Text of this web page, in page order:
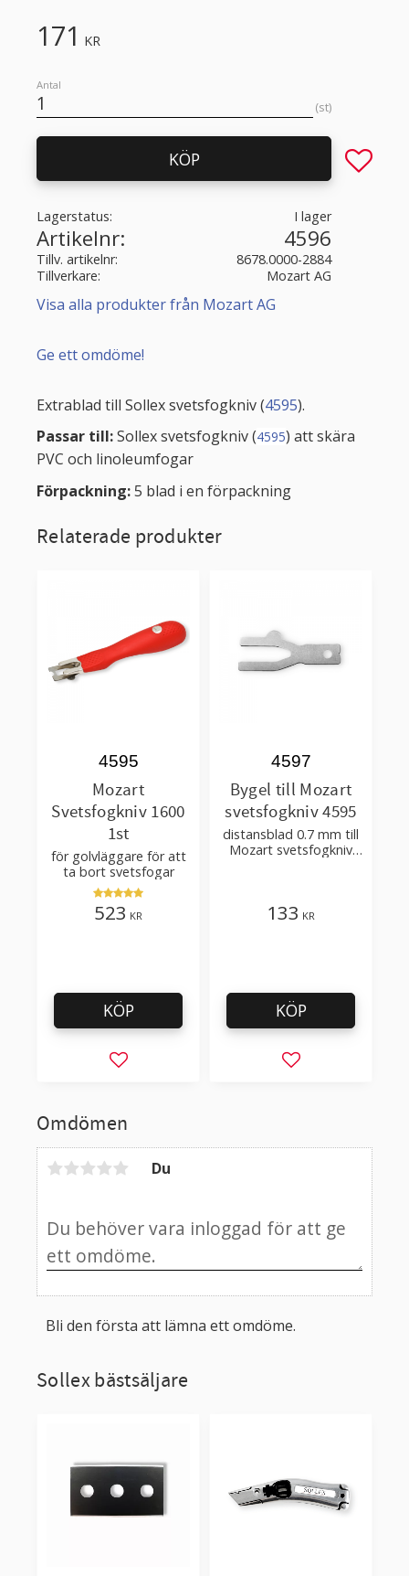
171 KR
Antal
st
KÖP Lägg till
Lagerstatus I lager
Artikelnr 4596
Tillv. artikelnr
8678.0000-2884
Tillverkare
Mozart AG
Visa alla produkter från Mozart AG
Ge ett omdöme!
Extrablad till Sollex svetsfogkniv (4595).
Passar till:Sollex svetsfogkniv (4595) att skära
PVC och linoleumfogar
Förpackning:5 blad i en förpackning
Omdömen
Du
Bli den första att lämna ett omdöme.
Relaterade produkter
Mozart
Svetsfogkniv 1600
1st
för golvläggare för att
ta bort svetsfogar
4595
523 KR
Lägg till i favoriter
KÖP
Bygel till Mozart
svetsfogkniv 4595
distansblad 0.7 mm till
Mozart svetsfogkniv
4597
133 KR
Lägg till i
KÖP
Sollex bästsäljare